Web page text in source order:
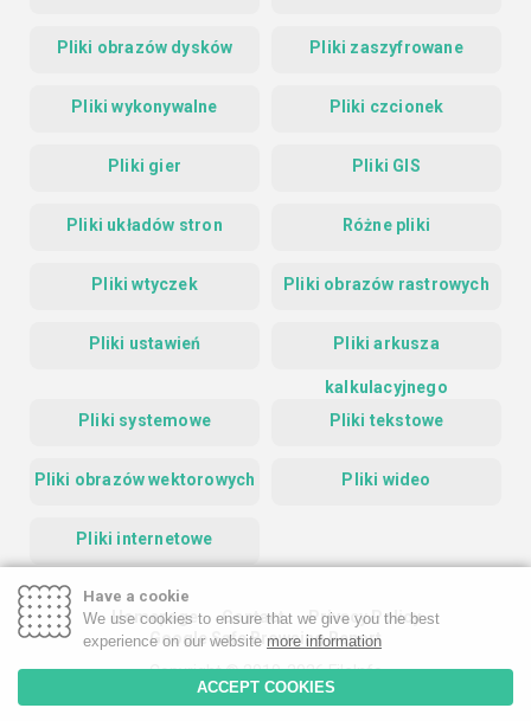
Pliki obrazów dysków Pliki zaszyfrowane
Pliki wykonywalne Pliki czcionek
Pliki gier Pliki GIS
Pliki układów stron Różne pliki
Pliki wtyczek Pliki obrazów rastrowych
Pliki ustawień Pliki arkusza
kalkulacyjnego
Pliki systemowe
Pliki tekstowe
Pliki obrazów wektorowych Pliki wideo
Pliki internetowe
Homepage Contact
Privacy Policy
Google Safe Browsing Report
Copyright © 2019-2026 FileInfo
Have a cookie
We use cookies to ensure that we give you the best
experience on our website more information
ACCEPT COOKIES